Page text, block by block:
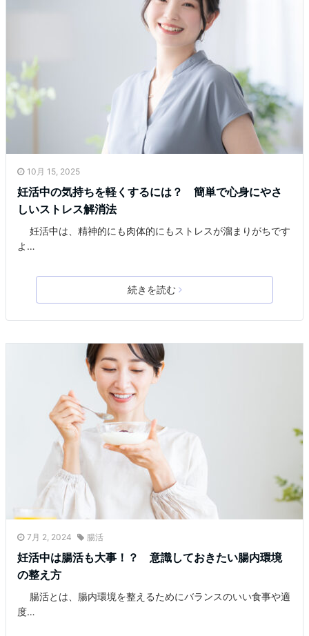
10月 15, 2025
妊活中の気持ちを軽くするには？ 簡単で心身にやさ
しいストレス解消法
妊活中は、精神的にも肉体的にもストレスが溜まりがちです
よ…
続きを読む
7月 2, 2024 腸活
妊活中は腸活も大事！？ 意識しておきたい腸内環境
の整え方
腸活とは、腸内環境を整えるためにバランスのいい食事や適
度…